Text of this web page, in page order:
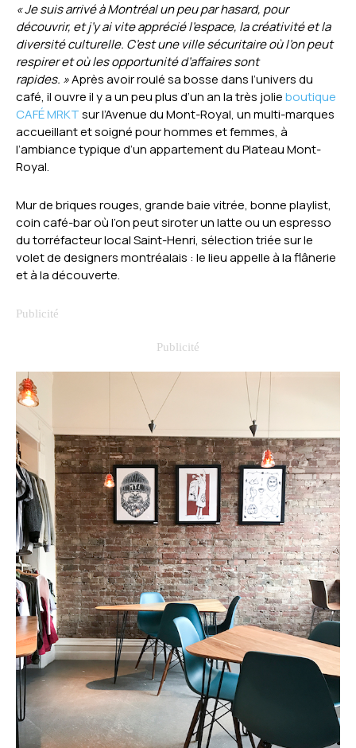
« Je suis arrivé à Montréal un peu par hasard, pour
découvrir, et j’y ai vite apprécié l’espace, la créativité et la
diversité culturelle. C’est une ville sécuritaire où l’on peut
respirer et où les opportunité d’affaires sont
rapides. »Après avoir roulé sa bosse dans l’univers du
café, il ouvre il y a un peu plus d’un an la très jolieboutique
CAFÉ MRKTsur l’Avenue du Mont-Royal, un multi-marques
accueillant et soigné pour hommes et femmes, à
l’ambiance typique d’un appartement du Plateau Mont-
Royal.
Mur de briques rouges, grande baie vitrée, bonne playlist,
coin café-bar où l’on peut siroter un latte ou un espresso
du torréfacteur local Saint-Henri, sélection triée sur le
volet de designers montréalais : le lieu appelle à la flânerie
et à la découverte.